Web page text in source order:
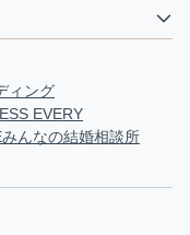
ィング
EVERY
みんなの結婚相談所